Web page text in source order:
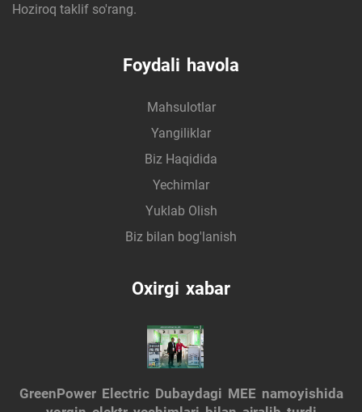
Hoziroq taklif so'rang.
Foydali havola
Mahsulotlar
Yangiliklar
Biz Haqidida
Yechimlar
Yuklab Olish
Biz bilan bog'lanish
Oxirgi xabar
GreenPower Electric Dubaydagi MEE namoyishida